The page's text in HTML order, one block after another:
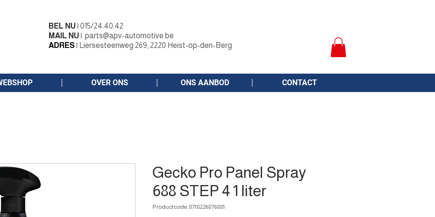
BEL NU | 015/24.40.42
MAIL NU | parts@apv-automotive.be
ADRES| Liersesteenweg 269, 2220 Heist-op-den-Berg
OVER ONS ONS AANBOD CONTACT
Gecko Pro Panel Spray
688 STEP 4 1 liter
Productcode: 8718226876881